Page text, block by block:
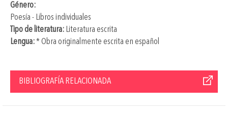
Género:
Poesía - Libros individuales
Tipo de literatura: Literatura escrita
Lengua:* Obra originalmente escrita en español
BIBLIOGRAFÍA RELACIONADA